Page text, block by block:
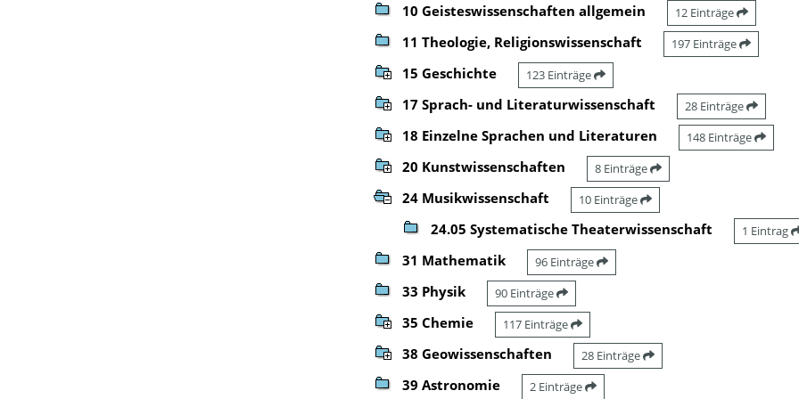
10 Geisteswissenschaften allgemein 12 Einträge
11 Theologie, Religionswissenschaft 197 Einträge
15 Geschichte 123 Einträge
17 Sprach- und Literaturwissenschaft 28 Einträge
18 Einzelne Sprachen und Literaturen 148 Einträge
20 Kunstwissenschaften 8 Einträge
24 Musikwissenschaft 10 Einträge
24.05 Systematische Theaterwissenschaft 1 Eintrag
31 Mathematik 96 Einträge
33 Physik 90 Einträge
35 Chemie 117 Einträge
38 Geowissenschaften 28 Einträge
39 Astronomie 2 Einträge